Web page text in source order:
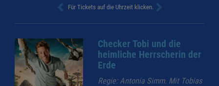
Für Tickets auf die Uhrzeit klicken.
Checker Tobi und die
heimliche Herrscherin der
Erde
Regie: Antonia Simm. Mit Tobias